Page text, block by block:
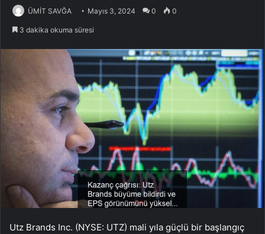
ÜMİT SAVĞA Mayıs 3, 2024 0 0
3 dakika okuma süresi
Utz Brands Inc. (NYSE: UTZ) mali yıla güçlü bir başlangıç